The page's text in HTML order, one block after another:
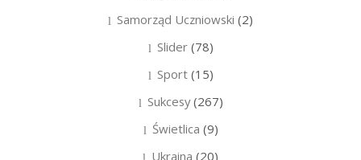
Samorząd Uczniowski (2)
Slider(78)
Sport(15)
Sukcesy(267)
Świetlica (9)
Ukraina (20)